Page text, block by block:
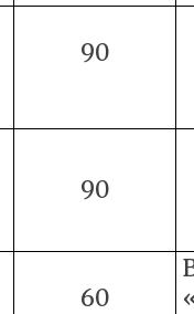
90
90
60